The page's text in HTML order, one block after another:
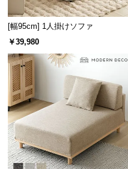
[幅95cm] 1人掛けソファ
￥39,980